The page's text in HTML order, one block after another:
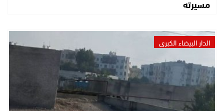
مسيرته
الدار البيضاء الكبرى